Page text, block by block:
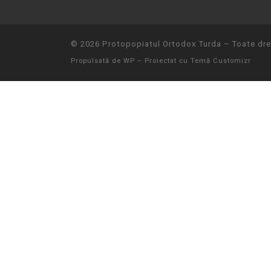
© 2026 Protopopiatul Ortodox Turda – Toate
Propulsată de WP – Proiectat cu Temă Customizr